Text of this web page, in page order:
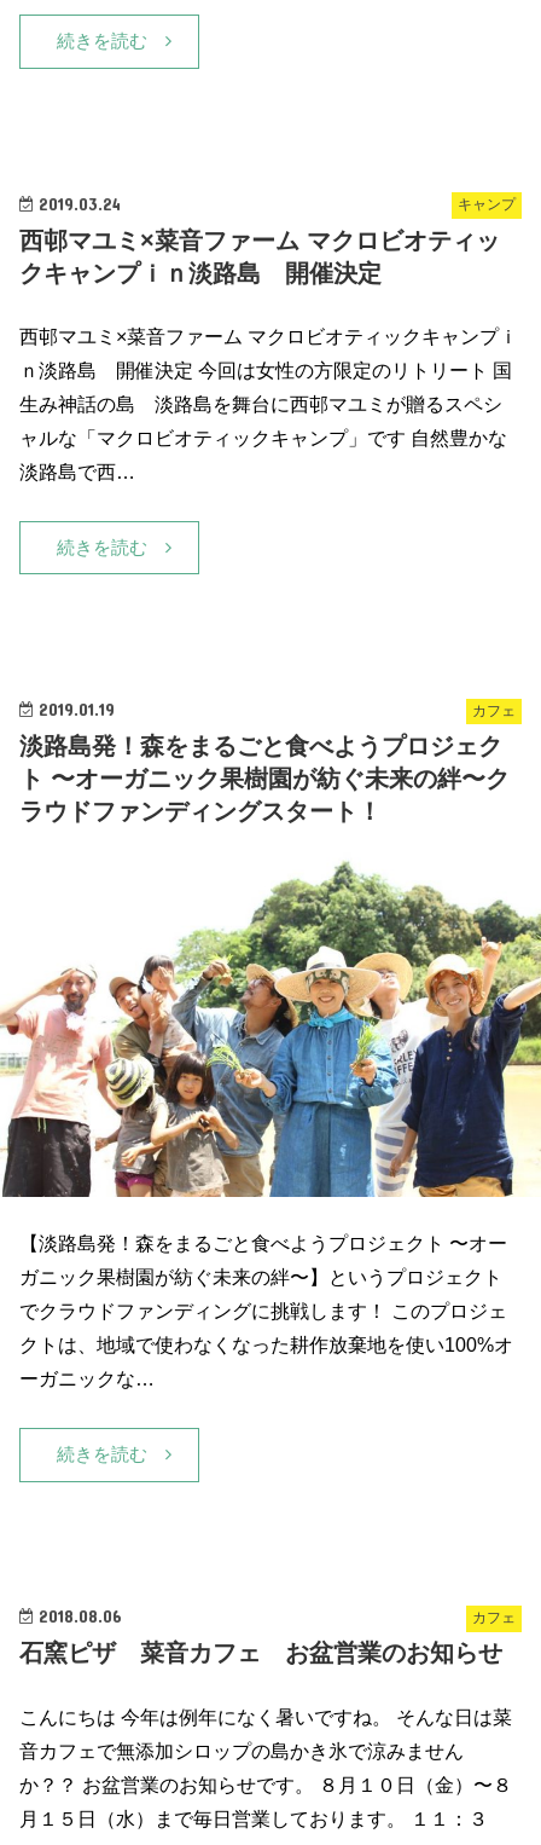
続きを読む
2019.03.24 キャンプ
西邨マユミ×菜音ファーム マクロビオティッ
クキャンプｉｎ淡路島 開催決定
西邨マユミ×菜音ファーム マクロビオティックキャンプｉ
ｎ淡路島 開催決定 今回は女性の方限定のリトリート 国
生み神話の島 淡路島を舞台に西邨マユミが贈るスペシ
ャルな「マクロビオティックキャンプ」です 自然豊かな
淡路島で西…
続きを読む
2019.01.19 カフェ
淡路島発！森をまるごと食べようプロジェク
ト 〜オーガニック果樹園が紡ぐ未来の絆〜ク
ラウドファンディングスタート！
【淡路島発！森をまるごと食べようプロジェクト 〜オー
ガニック果樹園が紡ぐ未来の絆〜】というプロジェクト
でクラウドファンディングに挑戦します！ このプロジェ
クトは、地域で使わなくなった耕作放棄地を使い100%オ
ーガニックな…
続きを読む
2018.08.06 カフェ
石窯ピザ 菜音カフェ お盆営業のお知らせ
こんにちは 今年は例年になく暑いですね。 そんな日は菜
音カフェで無添加シロップの島かき氷で涼みません
か？？ お盆営業のお知らせです。 ８月１０日（金）〜８
月１５日（水）まで毎日営業しております。 １１：３